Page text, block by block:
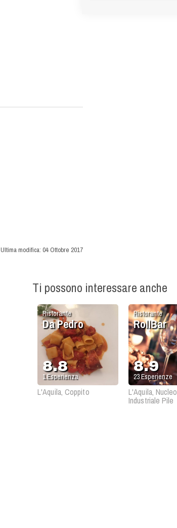
Ultima modifica: 04 Ottobre 2017
Ti possono interessare anche
Ristorante
RollBar
8.9
23Esperienze
L'Aquila, Nucleo
Industriale Pile
Ristorante
Da Pedro
8.8
1Esperienza
L'Aquila, Coppito